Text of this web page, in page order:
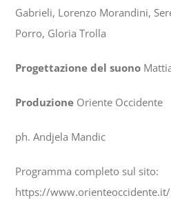
Gabrieli, Lorenzo Morandini,
Porro, Gloria Trolla
Progettazione del suono
Produzione Oriente Occidente
ph. Andjela Mandic
Programma completo sul sito:
https://www.orienteoccidente.it/